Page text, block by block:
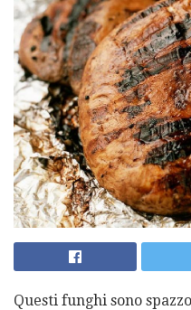
Questi funghi sono